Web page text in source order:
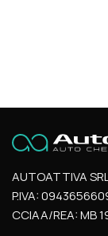
AUTOATTIVA
P.IVA:
CCIAA/REA: MB